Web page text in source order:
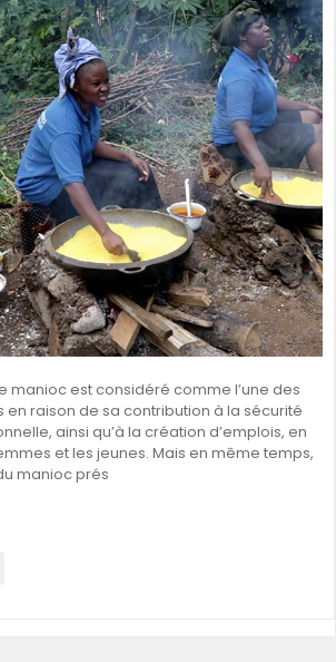
manioc est considéré comme l’une des
raison de sa contribution à la sécurité
ainsi qu’à la création d’emplois, en
et les jeunes. Mais en même temps,
manioc prés